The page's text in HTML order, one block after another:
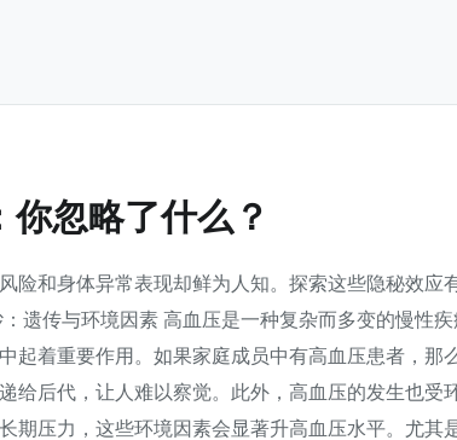
忽略了什么？
险和身体异常表现却鲜为人知。探索这些隐秘效应
遗传与环境因素 高血压是一种复杂而多变的慢性
起着重要作用。如果家庭成员中有高血压患者，那
给后代，让人难以察觉。此外，高血压的发生也受
期压力，这些环境因素会显著升高血压水平。尤其